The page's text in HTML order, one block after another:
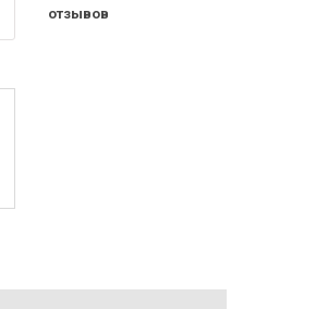
отзывов